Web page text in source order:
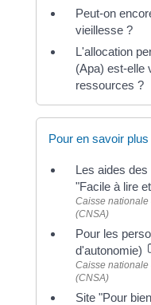
Peut-on
vieillesse ?
L'allocation
(Apa) est-elle
ressources ?
Pour en savoir plus
Les aides
"Facile à lire
Caisse
(CNSA)
Pour les
d'autonomie)
Caisse
(CNSA)
Site "Pour